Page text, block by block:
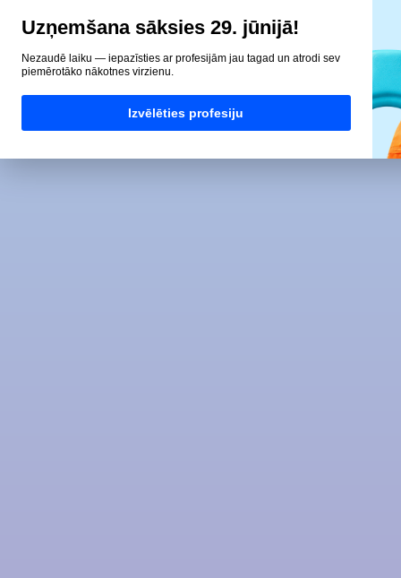
Uzņemšana sāksies 29. jūnijā!
Nezaudē laiku — iepazīsties ar profesijām jau tagad un atrodi sev
piemērotāko nākotnes virzienu.
Izvēlēties profesiju